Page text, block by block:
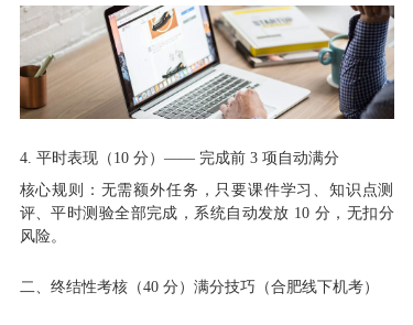
4. 平时表现（10 分）—— 完成前 3 项自动满分
核心规则：无需额外任务，只要课件学习、知识点测
评、平时测验全部完成，系统自动发放 10 分，无扣分
风险。
二、终结性考核（40 分）满分技巧（合肥线下机考）